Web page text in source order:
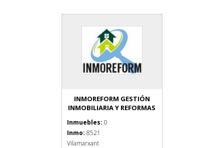
INMOREFORM GESTIÓN
INMOBILIARIA Y REFORMAS
Inmuebles: 0
Inmo: 8521
Vilamarxant